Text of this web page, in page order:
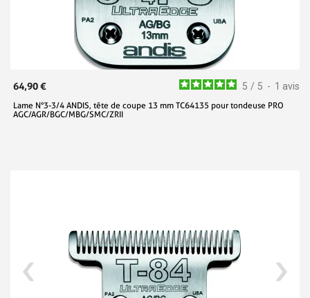
5 / 5 - 1 avis
64,90 €
Lame N°3-3/4 ANDIS, tête de coupe 13 mm TC64135 pour tondeuse PRO
AGC/AGR/BGC/MBG/SMC/ZRII